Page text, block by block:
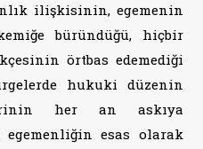
ilişkisinin, egemenin
büründüğü, hiçbir
örtbas edemediği
hukuki düzenin
her an askıya
egemenliğin esas olarak